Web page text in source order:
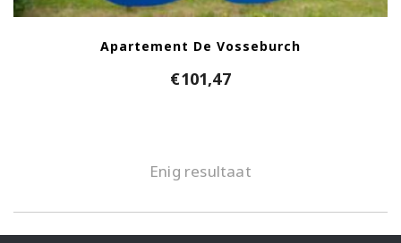
Apartement De Vosseburch
€101,47
Enig resultaat